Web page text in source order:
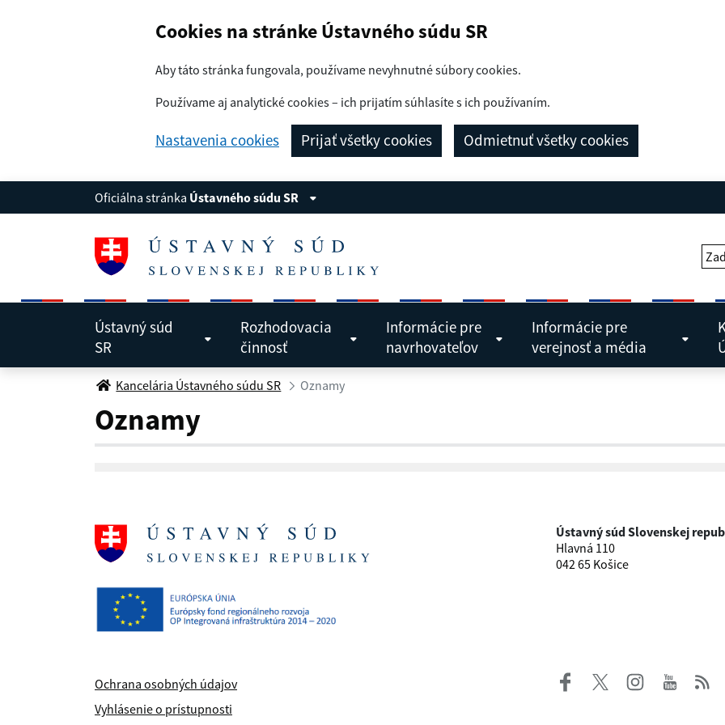
Cookies na stránke Ústavného súdu SR
Aby táto stránka fungovala, používame nevyhnutné súbory cookies.
Používame aj analytické cookies – ich prijatím súhlasíte s ich používaním.
Nastavenia cookies Prijať všetky cookies Odmietnuť všetky cookies
Oficiálna stránka Ústavného súdu SR
Ústavný súd
SR
Rozhodovacia
činnosť
Informácie pre
navrhovateľov
Informácie pre
verejnosť a média
Oznamy
Kancelária Ústavného súdu SR Oznamy
Oznamy
Ústavný súd Slovenskej
Hlavná 110
042 65 Košice
Ochrana osobných údajov
Vyhlásenie o prístupnosti